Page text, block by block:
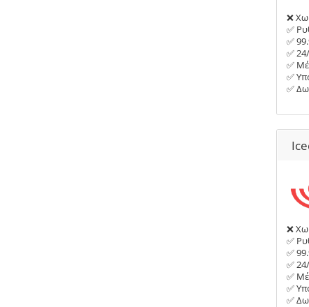
❌
✅
✅
✅
✅
✅
✅
❌
✅
✅
✅
✅
✅
✅